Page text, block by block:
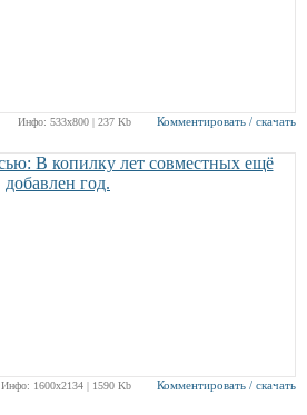
Инфо: 533х800 | 237 Kb Комментировать / скачать
Инфо: 1600х2134 | 1590 Kb Комментировать / скачать